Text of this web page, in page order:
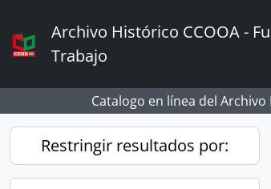
Archivo Histórico CCOOA -
Trabajo
Catalogo en línea del
Restringir resultados por: